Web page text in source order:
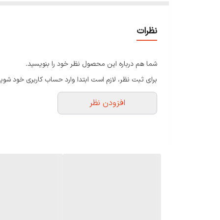
نظرات
شما هم درباره این محصول نظر خود را بنویسید.
برای ثبت نظر، لازم است ابتدا وارد حساب کاربری خود
افزودن نظر